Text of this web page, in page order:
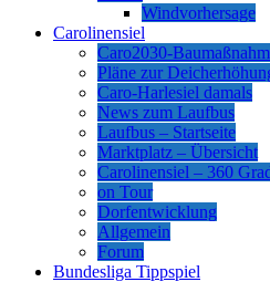
Windvorhersage
Carolinensiel
Caro2030-
Pläne zur
Caro-Harlesiel damals
News zum Laufbus
Laufbus – Startseite
Marktplatz – Übersicht
Carolinensiel – 360
on Tour
Dorfentwicklung
Allgemein
Forum
Bundesliga Tippspiel